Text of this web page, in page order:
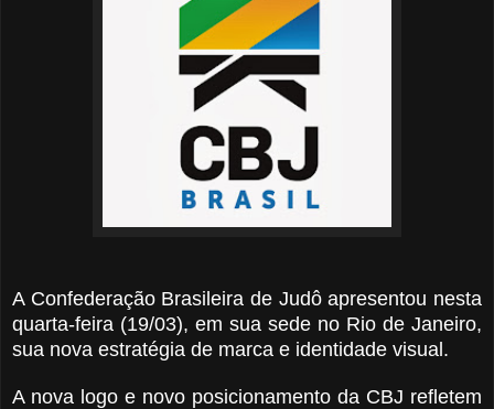
A Confederação Brasileira de Judô apresentou nesta
quarta-feira (19/03), em sua sede no Rio de Janeiro,
sua nova estratégia de marca e identidade visual.
A nova logo e novo posicionamento da CBJ refletem